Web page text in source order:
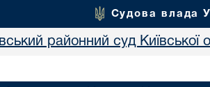
Судова влада
районний суд Київської